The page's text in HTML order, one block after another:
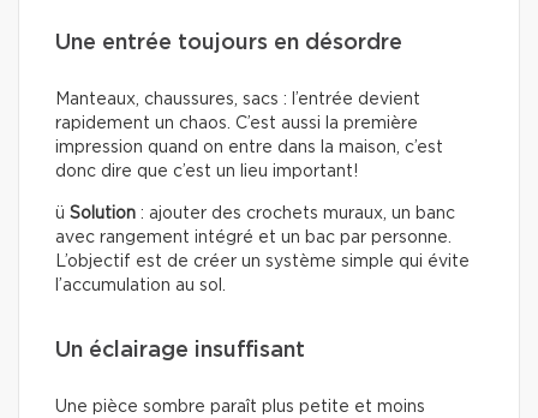
Une entrée toujours en désordre
Manteaux, chaussures, sacs : l’entrée devient
rapidement un chaos. C’est aussi la première
impression quand on entre dans la maison, c’est
donc dire que c’est un lieu important!
ü Solution : ajouter des crochets muraux, un banc
avec rangement intégré et un bac par personne.
L’objectif est de créer un système simple qui évite
l’accumulation au sol.
Un éclairage insuffisant
Une pièce sombre paraît plus petite et moins